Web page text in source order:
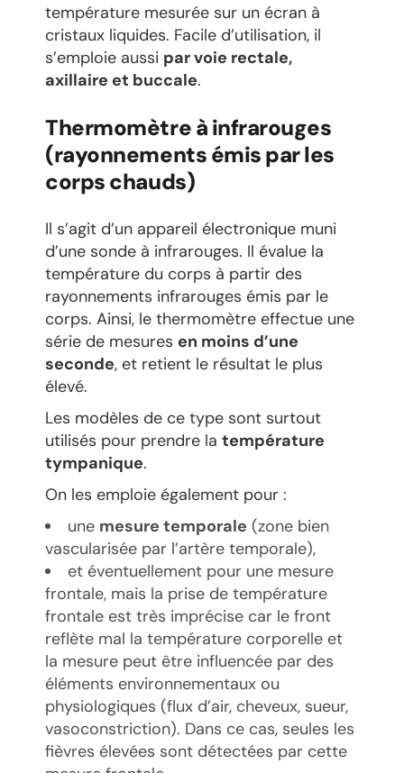
température mesurée sur un écran à
cristaux liquides. Facile d’utilisation, il
s’emploie aussi par voie rectale,
axillaire et buccale.
Thermomètre à infrarouges
(rayonnements émis par les
corps chauds)
Il s’agit d’un appareil électronique muni
d’une sonde à infrarouges. Il évalue la
température du corps à partir des
rayonnements infrarouges émis par le
corps. Ainsi, le thermomètre effectue une
série de mesures en moins d’une
seconde, et retient le résultat le plus
élevé.
Les modèles de ce type sont surtout
utilisés pour prendre latempérature
tympanique.
On les emploie également pour :
une mesure temporale (zone bien
vascularisée par l’artère temporale),
et éventuellement pour une mesure
frontale, mais la prise de température
frontale est très imprécise car le front
reflète mal la température corporelle et
la mesure peut être influencée par des
éléments environnementaux ou
physiologiques (flux d’air, cheveux, sueur,
vasoconstriction). Dans ce cas, seules les
fièvres élevées sont détectées par cette